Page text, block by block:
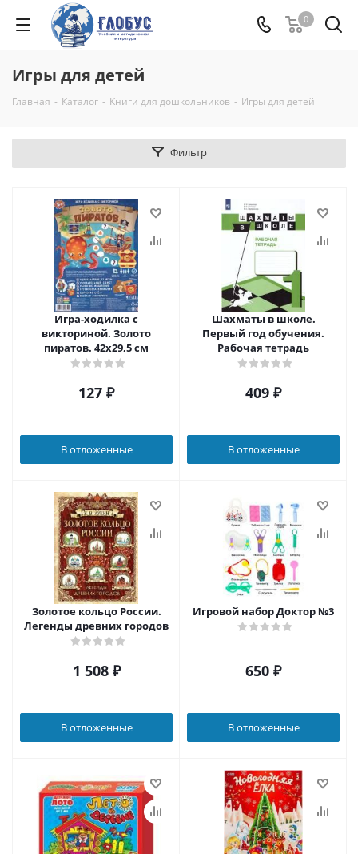
0
Игры для детей
Главная - Каталог - Книги для дошкольников - Игры для детей
Фильтр
Игра-ходилка с
викториной. Золото
пиратов. 42x29,5 см
127 ₽
В отложенные
Шахматы в школе.
Первый год обучения.
Рабочая тетрадь
409 ₽
В отложенные
Золотое кольцо России.
Легенды древних городов
1 508₽
В отложенные
Игровой набор Доктор №3
650 ₽
В отложенные